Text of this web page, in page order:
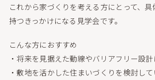
これから家づくりを考える方にとって、
持つきっかけになる見学会です。
こんな方におすすめ
・将来を見据えた動線やバリアフリー設
・敷地を活かした住まいづくりを検討し